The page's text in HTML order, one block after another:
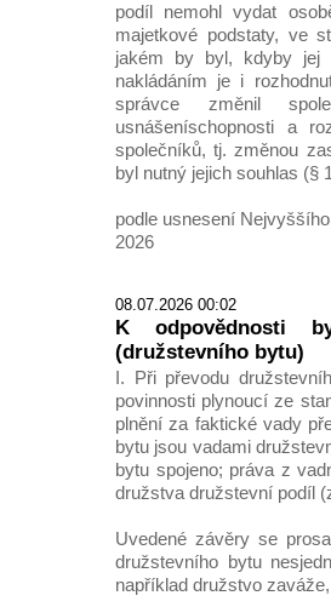
podíl nemohl vydat
majetkové podstaty, ve
jakém by byl, kdyby jej
nakládáním je i
správce změnil
usnášeníschopnosti a
společníků, tj. změnou
byl nutný jejich souhlas (§
podle usnesení
2026
08.07.2026 00:02
K odpovědnosti
(družstevního bytu)
I. Při převodu
povinnosti plynoucí ze
plnění za faktické vady
bytu jsou vadami
bytu spojeno; práva z
družstva družstevní podíl
Uvedené závěry se
družstevního bytu
například družstvo